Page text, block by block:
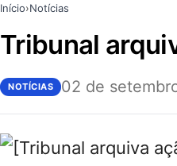
Início›Notícias
tribunal
NOTÍCIAS 02 de